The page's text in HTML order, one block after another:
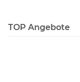
TOP Angebote